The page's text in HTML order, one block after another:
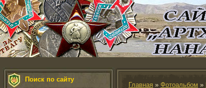
Поиск по сайту
Главная » Фотоальбом »